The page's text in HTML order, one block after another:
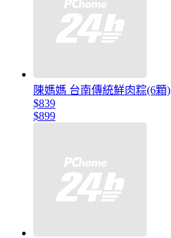
陳媽媽 台南傳統鮮肉粽(6顆)
$839
$899